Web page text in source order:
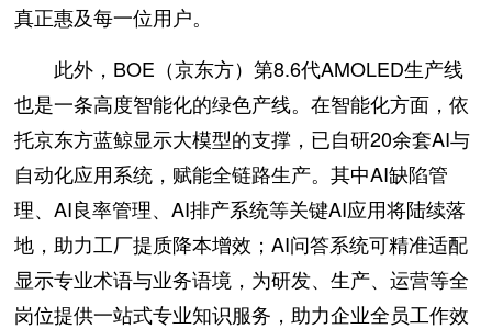
真正惠及每一位用户。
此外，BOE（京东方）第8.6代AMOLED生产线
也是一条高度智能化的绿色产线。在智能化方面，依
托京东方蓝鲸显示大模型的支撑，已自研20余套AI与
自动化应用系统，赋能全链路生产。其中AI缺陷管
理、AI良率管理、AI排产系统等关键AI应用将陆续落
地，助力工厂提质降本增效；AI问答系统可精准适配
显示专业术语与业务语境，为研发、生产、运营等全
岗位提供一站式专业知识服务，助力企业全员工作效